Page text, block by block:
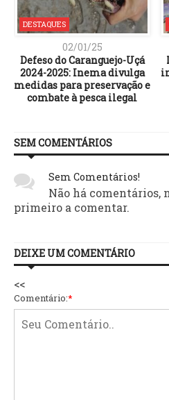
DESTAQUES
02/01/25
Defeso do Caranguejo-Uçá
2024-2025: Inema divulga
medidas para preservação e
combate à pesca ilegal
SEM COMENTÁRIOS
Sem Comentários!
Não há comentários,
primeiro a comentar.
DEIXE UM COMENTÁRIO
<<
Comentário:*